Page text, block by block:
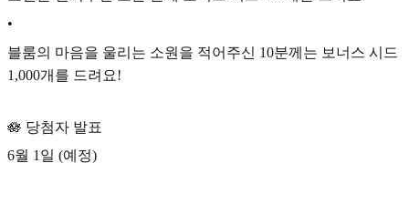
•
블룸의 마음을 울리는 소원을 적어주신 10분께는 보너스 시드
1,000개를 드려요!
🪷 당첨자 발표
6월 1일 (예정)